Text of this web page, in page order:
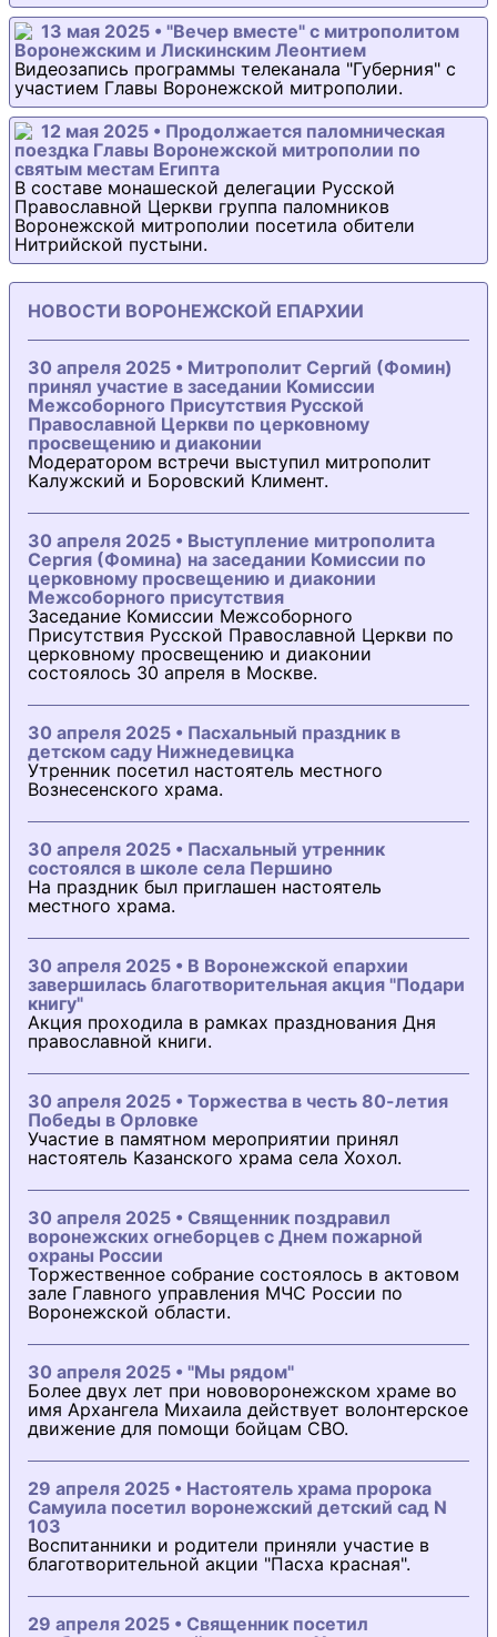
13 мая 2025 • "Вечер вместе" с митрополитом
Воронежским и Лискинским Леонтием
Видеозапись программы телеканала "Губерния" с
участием Главы Воронежской митрополии.
12 мая 2025 • Продолжается паломническая
поездка Главы Воронежской митрополии по
святым местам Египта
В составе монашеской делегации Русской
Православной Церкви группа паломников
Воронежской митрополии посетила обители
Нитрийской пустыни.
НОВОСТИ ВОРОНЕЖСКОЙ ЕПАРХИИ
30 апреля 2025 • Митрополит Сергий (Фомин)
принял участие в заседании Комиссии
Межсоборного Присутствия Русской
Православной Церкви по церковному
просвещению и диаконии
Модератором встречи выступил митрополит
Калужский и Боровский Климент.
30 апреля 2025 • Выступление митрополита
Сергия (Фомина) на заседании Комиссии по
церковному просвещению и диаконии
Межсоборного присутствия
Заседание Комиссии Межсоборного
Присутствия Русской Православной Церкви по
церковному просвещению и диаконии
состоялось 30 апреля в Москве.
30 апреля 2025 • Пасхальный праздник в
детском саду Нижнедевицка
Утренник посетил настоятель местного
Вознесенского храма.
30 апреля 2025 • Пасхальный утренник
состоялся в школе села Першино
На праздник был приглашен настоятель
местного храма.
30 апреля 2025 • В Воронежской епархии
завершилась благотворительная акция "Подари
книгу"
Акция проходила в рамках празднования Дня
православной книги.
30 апреля 2025 • Торжества в честь 80-летия
Победы в Орловке
Участие в памятном мероприятии принял
настоятель Казанского храма села Хохол.
30 апреля 2025 • Священник поздравил
воронежских огнеборцев с Днем пожарной
охраны России
Торжественное собрание состоялось в актовом
зале Главного управления МЧС России по
Воронежской области.
30 апреля 2025 • "Мы рядом"
Более двух лет при нововоронежском храме во
имя Архангела Михаила действует волонтерское
движение для помощи бойцам СВО.
29 апреля 2025 • Настоятель храма пророка
Самуила посетил воронежский детский сад N
103
Воспитанники и родители приняли участие в
благотворительной акции "Пасха красная".
29 апреля 2025 • Священник посетил